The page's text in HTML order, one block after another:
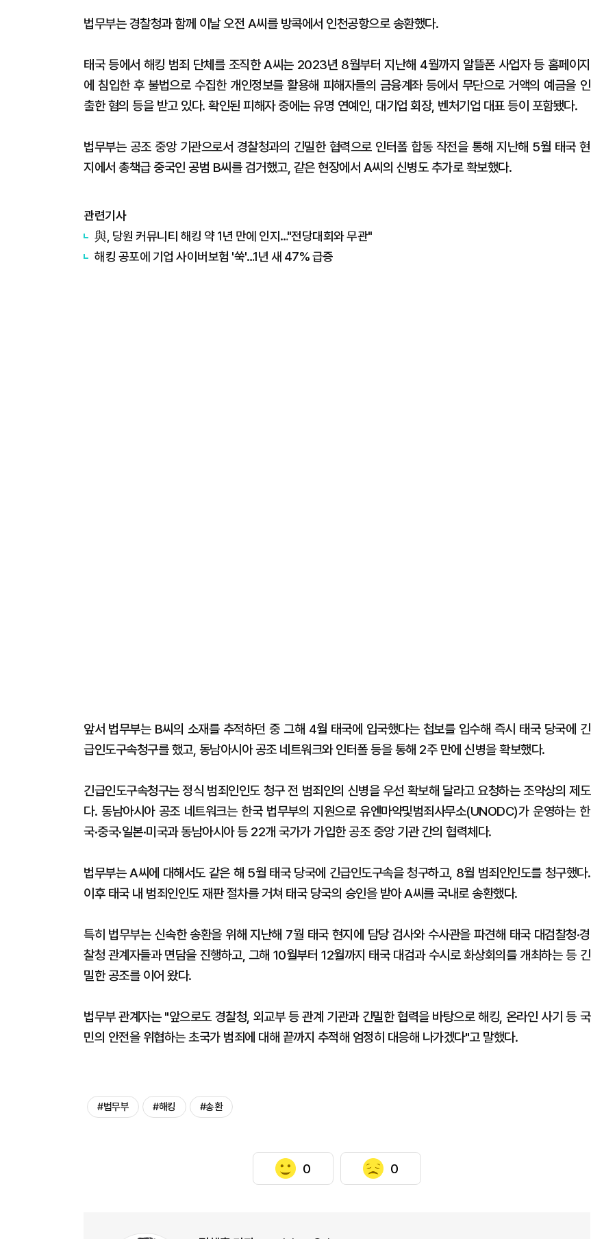
법무부는 경찰청과 함께 이날 오전 A씨를 방콕에서 인천공항으로 송환했다.
태국 등에서 해킹 범죄 단체를 조직한 A씨는 2023년 8월부터 지난해 4월까지 알뜰폰 사업자 등 홈페이지
에 침입한 후 불법으로 수집한 개인정보를 활용해 피해자들의 금융계좌 등에서 무단으로 거액의 예금을 인
출한 혐의 등을 받고 있다. 확인된 피해자 중에는 유명 연예인, 대기업 회장, 벤처기업 대표 등이 포함됐다.
법무부는 공조 중앙 기관으로서 경찰청과의 긴밀한 협력으로 인터폴 합동 작전을 통해 지난해 5월 태국 현
지에서 총책급 중국인 공범 B씨를 검거했고, 같은 현장에서 A씨의 신병도 추가로 확보했다.
관련기사
與, 당원 커뮤니티 해킹 약 1년 만에 인지…"전당대회와 무관"
해킹 공포에 기업 사이버보험 '쑥'…1년 새 47% 급증
앞서 법무부는 B씨의 소재를 추적하던 중 그해 4월 태국에 입국했다는 첩보를 입수해 즉시 태국 당국에 긴
급인도구속청구를 했고, 동남아시아 공조 네트워크와 인터폴 등을 통해 2주 만에 신병을 확보했다.
긴급인도구속청구는 정식 범죄인인도 청구 전 범죄인의 신병을 우선 확보해 달라고 요청하는 조약상의 제도
다. 동남아시아 공조 네트워크는 한국 법무부의 지원으로 유엔마약및범죄사무소(UNODC)가 운영하는 한
국·중국·일본·미국과 동남아시아 등 22개 국가가 가입한 공조 중앙 기관 간의 협력체다.
법무부는 A씨에 대해서도 같은 해 5월 태국 당국에 긴급인도구속을 청구하고, 8월 범죄인인도를 청구했다.
이후 태국 내 범죄인인도 재판 절차를 거쳐 태국 당국의 승인을 받아 A씨를 국내로 송환했다.
특히 법무부는 신속한 송환을 위해 지난해 7월 태국 현지에 담당 검사와 수사관을 파견해 태국 대검찰청·경
찰청 관계자들과 면담을 진행하고, 그해 10월부터 12월까지 태국 대검과 수시로 화상회의를 개최하는 등 긴
밀한 공조를 이어 왔다.
법무부 관계자는 "앞으로도 경찰청, 외교부 등 관계 기관과 긴밀한 협력을 바탕으로 해킹, 온라인 사기 등 국
민의 안전을 위협하는 초국가 범죄에 대해 끝까지 추적해 엄정히 대응해 나가겠다"고 말했다.
#법무부 #해킹 #송환
0 0